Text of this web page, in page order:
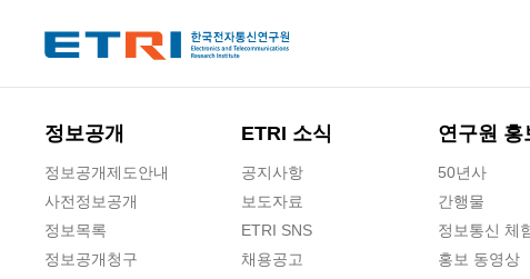
정보공개
정보공개제도안내
사전정보공개
정보목록
정보공개청구
ETRI 소식
공지사항
보도자료
ETRI SNS
채용공고
연구원 홍
50년사
간행물
정보통신 체
홍보 동영상